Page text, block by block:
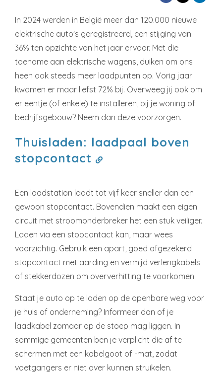
In 2024 werden in België meer dan 120.000 nieuwe
elektrische auto's geregistreerd, een stijging van
36% ten opzichte van het jaar ervoor. Met die
toename aan elektrische wagens, duiken om ons
heen ook steeds meer laadpunten op. Vorig jaar
kwamen er maar liefst 72% bij. Overweeg jij ook om
er eentje (of enkele) te installeren, bij je woning of
bedrijfsgebouw? Neem dan deze voorzorgen.
Thuisladen: laadpaal boven
stopcontact
Een laadstation laadt tot vijf keer sneller dan een
gewoon stopcontact. Bovendien maakt een eigen
circuit met stroomonderbreker het een stuk veiliger.
Laden via een stopcontact kan, maar wees
voorzichtig. Gebruik een apart, goed afgezekerd
stopcontact met aarding en vermijd verlengkabels
of stekkerdozen om oververhitting te voorkomen.
Staat je auto op te laden op de openbare weg voor
je huis of onderneming? Informeer dan of je
laadkabel zomaar op de stoep mag liggen. In
sommige gemeenten ben je verplicht die af te
schermen met een kabelgoot of -mat, zodat
voetgangers er niet over kunnen struikelen.